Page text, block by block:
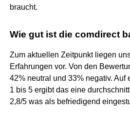
braucht.
Wie gut ist die comdirect
Zum aktuellen Zeitpunkt liegen
Erfahrungen vor. Von den
42% neutral und 33% negativ. Auf
1 bis 5 ergibt das eine
2,8/5 was als befriedigend